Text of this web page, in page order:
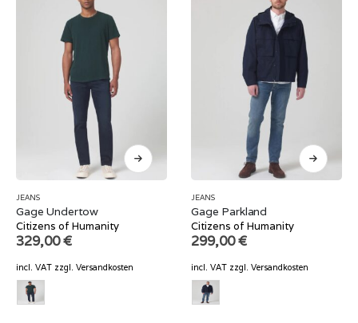
JEANS
Gage Undertow
Citizens of Humanity
329,00€
incl. VAT zzgl. Versandkosten
JEANS
Gage Parkland
Citizens of Humanity
299,00€
incl. VAT zzgl. Versandkosten